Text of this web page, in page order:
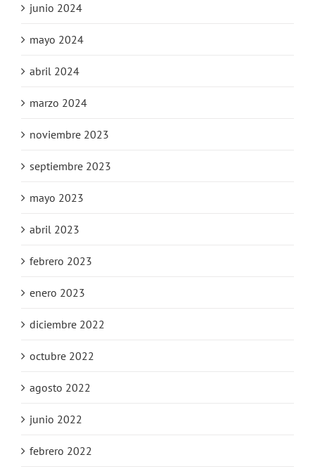
junio 2024
mayo 2024
abril 2024
marzo 2024
noviembre 2023
septiembre 2023
mayo 2023
abril 2023
febrero 2023
enero 2023
diciembre 2022
octubre 2022
agosto 2022
junio 2022
febrero 2022